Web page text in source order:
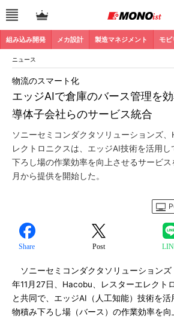
組み込み開発 メカ設計 製造マネジメント モビ
ニュース
エッジAIで倉庫のバース管理を
導体子会社らのサービス統合
物流のスマート化
ソニーセミコンダクタソリューションズ
レクトロニクスは、エッジAI技術を活用
下ろし場の作業効率を向上させるサービス
月から提供を開始した。
Share Post
ソニーセミコンダクタソリューションズ
年11月27日、Hacobu、レスターエレクト
と共同で、エッジAI（人工知能）技術を
物積み下ろし場（バース）の作業効率を向